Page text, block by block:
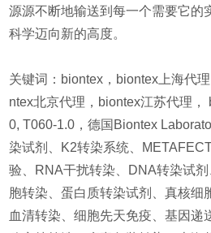
源源不断地输送到每一个需要它的
科学迈向新的高度。
关键词：biontex，biontex上海代
ntex北京代理，biontex江苏代理，
0, T060-1.0，德国Biontex
染试剂、K2转染系统、
验、RNA干扰转染、DNA转染试
胞转染、蛋白质转染试剂、真核细
血清转染、细胞先天免疫、基因递